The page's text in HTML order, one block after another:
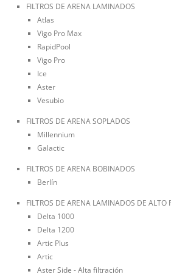
FILTROS DE ARENA LAMINADOS
Atlas
Vigo Pro Max
RapidPool
Vigo Pro
Ice
Aster
Vesubio
FILTROS DE ARENA SOPLADOS
Millennium
Galactic
FILTROS DE ARENA BOBINADOS
Berlín
FILTROS DE ARENA LAMINADOS DE ALTO
Delta 1000
Delta 1200
Artic Plus
Artic
Aster Side - Alta filtración